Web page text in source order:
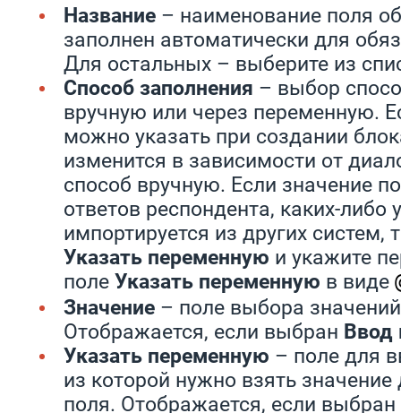
Название – наименование поля
заполнен автоматически для
Для остальных – выберите из
Способ заполнения – выбор
вручную или через переменную.
можно указать при создании
изменится в зависимости от
способ вручную. Если значение
ответов респондента, каких-либо
импортируется из других систем,
Указать переменную и укажите
поле Указать переменную в виде
Значение – поле выбора
Отображается, если выбран Ввод
Указать переменную – поле для
из которой нужно взять
поля. Отображается, если выбран